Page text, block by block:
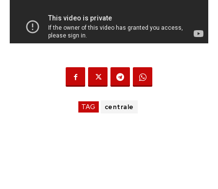
TAG centrale